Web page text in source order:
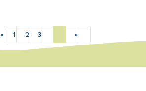
« 1 2 3 4 »